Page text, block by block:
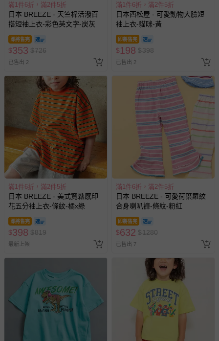
每件商品在拍攝時力求忠實呈現，但因為每台電腦、手機或
平板會因為螢幕亮度及解析度不同，與實際成品還是會有些
差異
預購為海外同步代購，遇缺貨即會通知媽咪並協助取消退款
事宜
您所購買的商品享有7天的鑑賞期／猶豫期權益，但此期間
並非試用期，您所退回的商品必須是未經使用的全新狀態，
包含完整包裝、配件、說明文件及贈品等。
如需退換貨，請於收到商品7天（含例假日內提出），如為
瑕疵退換貨所產生的運費，將由媽咪愛負責處理，若非瑕疵
退貨，您可至『查詢訂單』>『已出貨』中查詢該筆訂單，
並點選『我要退貨』即可進行申請。若有相關退貨問題，請
至媽咪愛 LINE@客服ID: @mamilove我們將依序為您處理
與服務，謝謝。
留商品未達活動門檻，將以原價計算，活動贈品亦需一併退
回。
部分商品依據消費者保護法的規定，不適用七天鑑賞期/猶
豫期範圍：
易於腐敗、保存期限較短或解約時即將逾期（例如生鮮
商品、食品等）。
客製化商品（例如客製生日書、姓名貼等）。
報紙、期刊或雜誌（惟書籍如經拆封、使用，則酌收整
新費用）。
滿1件6折，滿2件5折
日本 BREEZE - 天竺棉活潑百
搭短袖上衣-彩色英文字-炭灰
即將售完
$353 $726
已售出 2
滿1件6折，滿2件5折
日本西松屋 - 可愛動物大臉短
袖上衣-貓咪-黃
即將售完
$198 $398
已售出 2
滿1件6折，滿2件5折
日本 BREEZE - 美式寬鬆感印
花五分袖上衣-條紋-橘x綠
即將售完
$398 $819
最新上架
滿1件6折，滿2件5折
日本 BREEZE - 可愛荷葉羅紋
合身喇叭褲-條紋-粉紅
即將售完
$632 $1280
已售出 7